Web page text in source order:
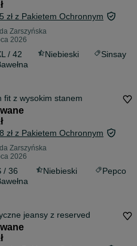
zł z Pakietem Ochronnym
Zarszyńska
2026
/ 42 Niebieski
Sinsay
fit z wysokim stanem
zł z Pakietem Ochronnym
Zarszyńska
2026
/ 36 Niebieski
Pepco
jeansy z reserved